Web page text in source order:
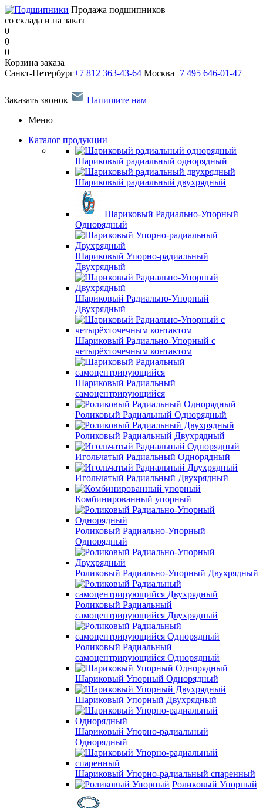
Продажа подшипников
со склада и на заказ
0
0
0
Корзина заказа
Санкт-Петербург+7 812 363-43-64 Москва+7 495 646-01-47
Заказать звонок
Напишите нам
Меню
Каталог продукции
Шариковый радиальный однорядный
Шариковый радиальный двухрядный
Шариковый Радиально-Упорный
Однорядный
Шариковый Упорно-радиальный
Двухрядный
Шариковый Радиально-Упорный
Двухрядный
Шариковый Радиально-Упорный с
четырёхточечным контактом
Шариковый Радиальный
самоцентрирующийся
Роликовый Радиальный Однорядный
Роликовый Радиальный Двухрядный
Игольчатый Радиальный Однорядный
Игольчатый Радиальный Двухрядный
Комбинированный упорный
Роликовый Радиально-Упорный
Однорядный
Роликовый Радиально-Упорный Двухрядный
Роликовый Радиальный
самоцентрирующийся Двухрядный
Роликовый Радиальный
самоцентрирующийся Однорядный
Шариковый Упорный Однорядный
Шариковый Упорный Двухрядный
Шариковый Упорно-радиальный
Однорядный
Шариковый Упорно-радиальный спаренный
Роликовый Упорный